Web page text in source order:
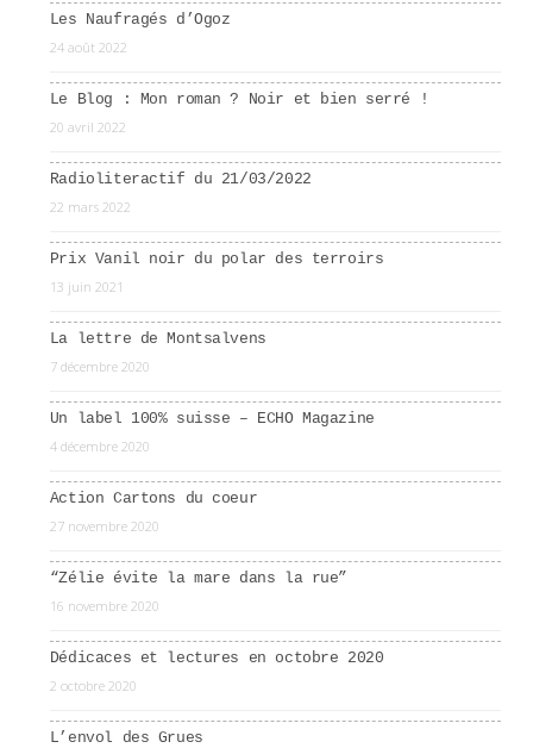
Les Naufragés d’Ogoz
24 août 2022
Le Blog : Mon roman ? Noir et bien serré !
20 avril 2022
Radioliteractif du 21/03/2022
22 mars 2022
Prix Vanil noir du polar des terroirs
13 juin 2021
La lettre de Montsalvens
7 décembre 2020
Un label 100% suisse – ECHO Magazine
4 décembre 2020
Action Cartons du coeur
27 novembre 2020
“Zélie évite la mare dans la rue”
16 novembre 2020
Dédicaces et lectures en octobre 2020
2 octobre 2020
L’envol des Grues